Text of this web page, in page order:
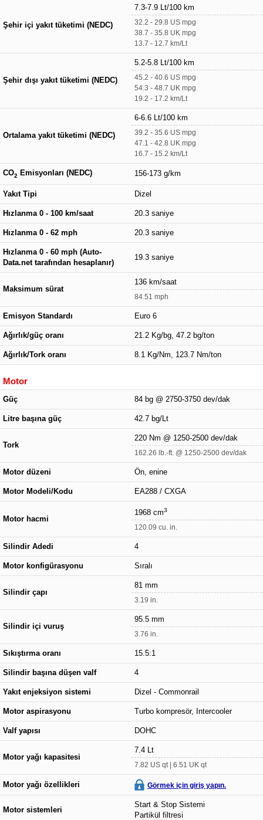
Şehir içi yakıt tüketimi (NEDC)
7.3-7.9 Lt/100 km
32.2 - 29.8 US mpg
38.7 - 35.8 UK mpg
13.7 - 12.7 km/Lt
Şehir dışı yakıt tüketimi (NEDC)
5.2-5.8 Lt/100 km
45.2 - 40.6 US mpg
54.3 - 48.7 UK mpg
19.2 - 17.2 km/Lt
Ortalama yakıt tüketimi (NEDC)
6-6.6 Lt/100 km
39.2 - 35.6 US mpg
47.1 - 42.8 UK mpg
16.7 - 15.2 km/Lt
CO2 Emisyonları (NEDC) 156-173 g/km
Yakıt Tipi Dizel
Hızlanma 0 - 100 km/saat 20.3 saniye
Hızlanma 0 - 62 mph 20.3 saniye
Hızlanma 0 - 60 mph (Auto-
Data.net tarafından hesaplanır)
19.3 saniye
Maksimum sürat
136 km/saat
84.51 mph
Emisyon Standardı Euro 6
Ağırlık/güç oranı 21.2 Kg/bg, 47.2 bg/ton
Ağırlık/Tork oranı 8.1 Kg/Nm, 123.7 Nm/ton
Motor
Güç 84 bg @ 2750-3750 dev/dak
Litre başına güç 42.7 bg/Lt
Tork
220 Nm @ 1250-2500 dev/dak
162.26 lb.-ft. @ 1250-2500 dev/dak
Motor düzeni Ön, enine
Motor Modeli/Kodu EA288 / CXGA
Motor hacmi
1968 cm3
120.09 cu. in.
Silindir Adedi 4
Motor konfigürasyonu Sıralı
Silindir çapı
81 mm
3.19 in.
Silindir içi vuruş
95.5 mm
3.76 in.
Sıkıştırma oranı 15.5:1
Silindir başına düşen valf 4
Yakıt enjeksiyon sistemi Dizel - Commonrail
Motor aspirasyonu Turbo kompresör, Intercooler
Valf yapısı DOHC
Motor yağı kapasitesi
7.4 Lt
7.82 US qt | 6.51 UK qt
Motor yağı özellikleri Görmek için giriş yapın.
Motor sistemleri
Start & Stop Sistemi
Partikül filtresi